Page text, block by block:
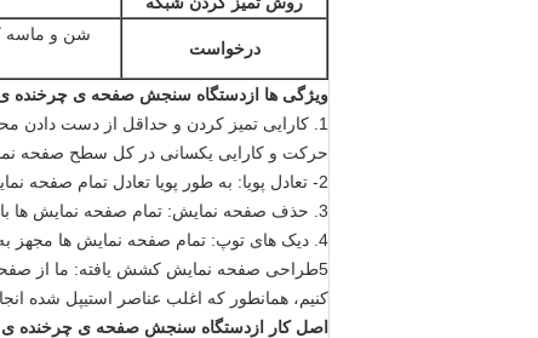
درخواست
شن و ماسه
ویژگی ها از دستگاه سنجش صفحه ی چرخنده ی
1. کارایی تمیز کردن و حداقل از دست دادن محصول: واحد محرک ما در مرکز مطلق ماشین است، بنابراین شما را به دست آوردن
حرکت و کارایی یکسانی در کل سطح صفحه
2- تعادل پویا: به طور پویا تعادل تمام صفحه نمایش برای به حداقل رساندن بار ساختمان.
3. حذف صفحه نمایش: تمام صفحه نمایش ها با توانایی تغییر سریع و بدون مشکل طراحی شده اند.
4. دیک های توپ: تمام صفحه نمایش ها مجهز به "دک های توپ" هستند تا به تمیز نگه داشتن صفحه نمایش کمک کنند.
5طراحی صفحه نمایش کشش یافته: ما از
کنیم، همانطور که اغلب عناصر استیپل شده
اصل کار
از دستگاه سنجش صفحه ی چرخنده ی